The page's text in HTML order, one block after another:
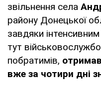
звільнення села
району Донецької
завдяки
тут
побратимів,
вже за чотири дні